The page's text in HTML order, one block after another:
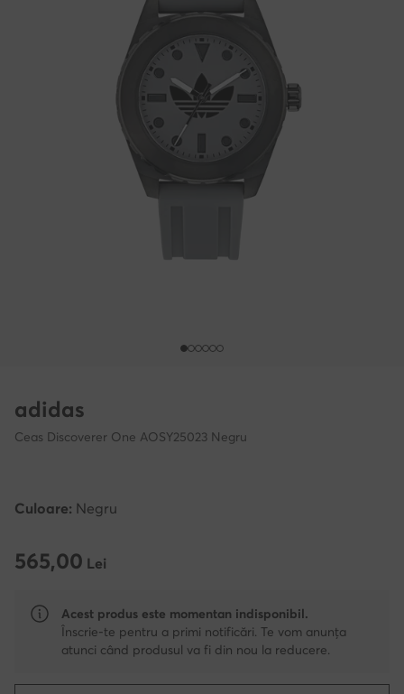
adidas
Ceas Discoverer One AOSY25023 Negru
Culoare: Negru
565,00 Lei
565,00 Lei
Acest produs este momentan indisponibil.
Înscrie-te pentru a primi notificări. Te vom anunța
atunci când produsul va fi din nou la reducere.